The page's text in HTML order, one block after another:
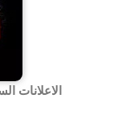
الاعلانات